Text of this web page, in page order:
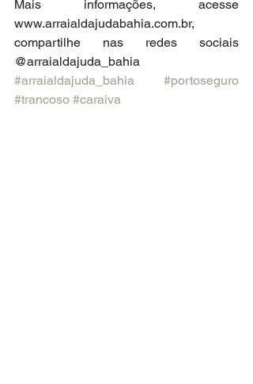
Mais informações, acesse
www.arraialdajudabahia.com.br,
compartilhe nas redes sociais
#arraialdajuda_bahia
#portoseguro
#trancoso #caraiva